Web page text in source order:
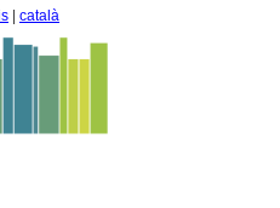
català